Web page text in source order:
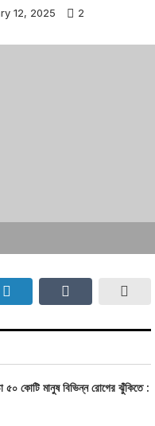
12, 2025 2
৫০ কোটি মানুষ বিভিন্ন রোগের ঝুঁকিতে :